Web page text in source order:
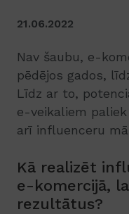
21.06.2022
Nav šaubu, e-
pēdējos gados,
Līdz ar to,
e-veikaliem
arī influenceru
Kā realizēt
e-komercijā,
rezultātus?